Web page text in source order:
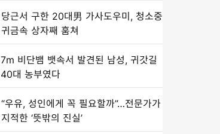
당근서 구한 20대男 가사도우미, 청소중
귀금속 상자째 훔쳐
7m 비단뱀 뱃속서 발견된 남성, 귀갓길
40대 농부였다
“우유, 성인에게 꼭 필요할까”…전문가가
지적한 ‘뜻밖의 진실’